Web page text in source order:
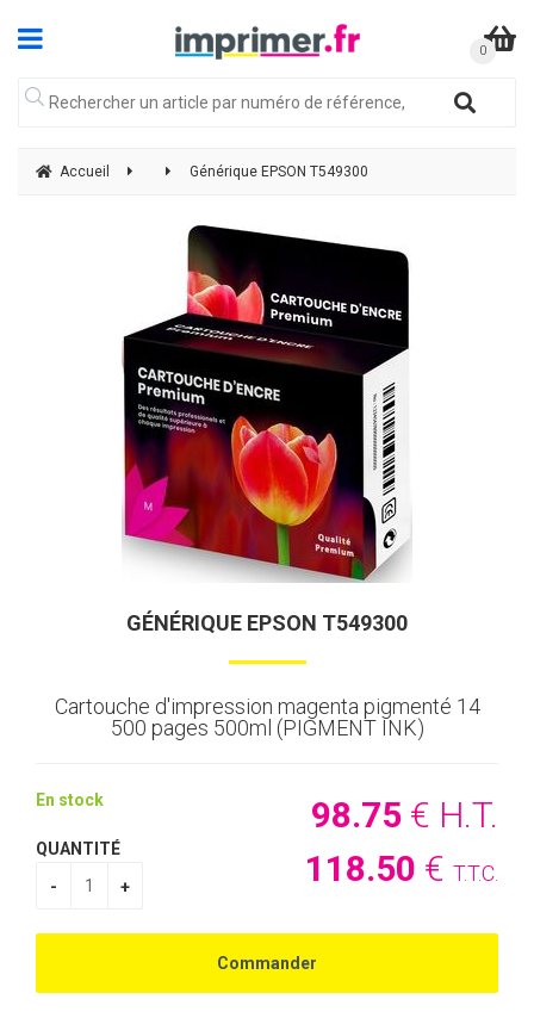
Accueil Générique EPSON T549300
GÉNÉRIQUE EPSON T549300
Cartouche d'impression magenta pigmenté 14
500 pages 500ml (PIGMENT INK)
98.75 € H.T.
118.50 € T.T.C.
En stock
QUANTITÉ